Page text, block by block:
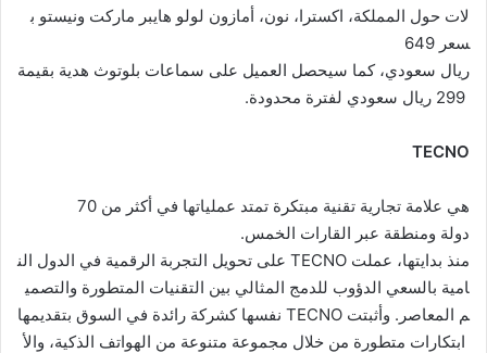
لات حول المملكة، اكسترا، نون، أمازون لولو هايبر ماركت ونيستو ب
سعر 649
ريال سعودي، كما سيحصل العميل على سماعات بلوتوث هدية بقيمة
TECNO
هي علامة تجارية تقنية مبتكرة تمتد عملياتها في أكثر من 70
دولة ومنطقة عبر القارات الخمس.
منذ بدايتها، عملت TECNO على تحويل التجربة الرقمية في الدول الن
امية بالسعي الدؤوب للدمج المثالي بين التقنيات المتطورة والتصمي
م المعاصر. وأثبتت TECNO نفسها كشركة رائدة في السوق بتقديمها
ابتكارات متطورة من خلال مجموعة متنوعة من الهواتف الذكية، والأ